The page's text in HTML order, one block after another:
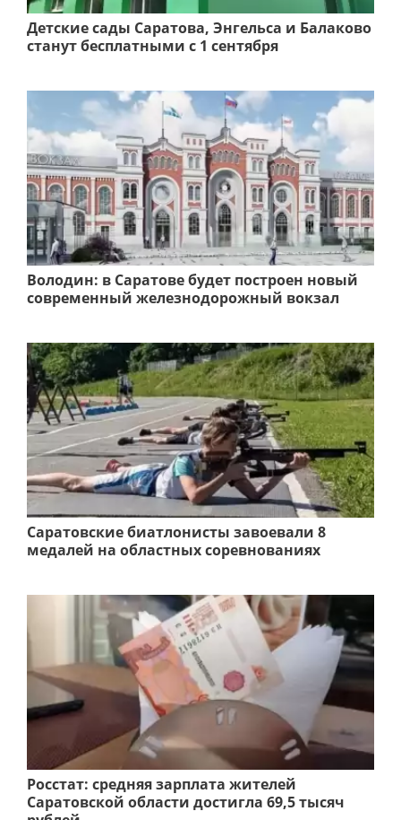
Детские сады Саратова, Энгельса и Балаково
станут бесплатными с 1 сентября
Володин: в Саратове будет построен новый
современный железнодорожный вокзал
Саратовские биатлонисты завоевали 8
медалей на областных соревнованиях
Росстат: средняя зарплата жителей
Саратовской области достигла 69,5 тысяч